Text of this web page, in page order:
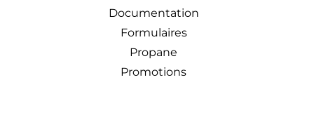
Documentation
Formulaires
Propane
Promotions